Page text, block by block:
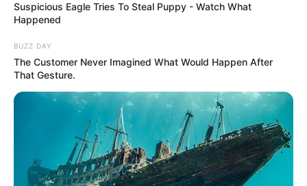
Suspicious Eagle Tries To Steal Puppy - Watch What
Happened
BUZZ DAY
The Customer Never Imagined What Would Happen After
That Gesture.